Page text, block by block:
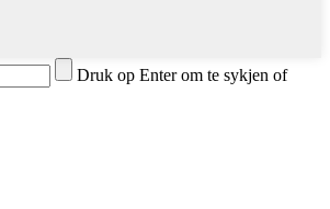
Druk op Enter om te sykjen of